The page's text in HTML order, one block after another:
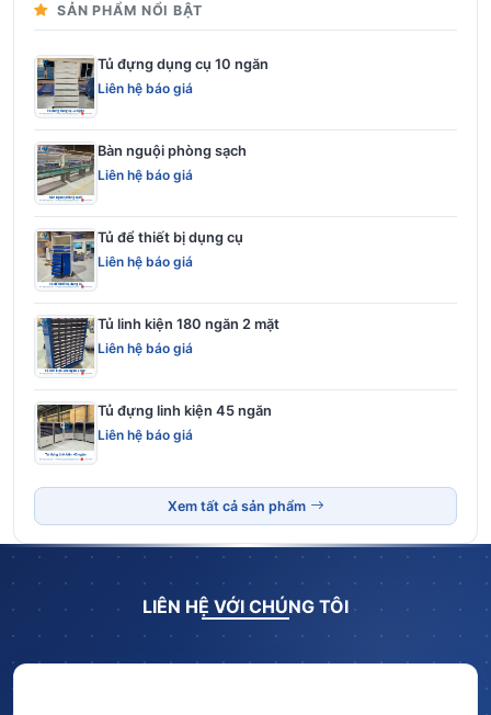
SẢN PHẨM NỔI BẬT
Tủ đựng dụng cụ 10 ngăn
Liên hệ báo giá
Bàn nguội phòng sạch
Liên hệ báo giá
Tủ để thiết bị dụng cụ
Liên hệ báo giá
Tủ linh kiện 180 ngăn 2 mặt
Liên hệ báo giá
Tủ đựng linh kiện 45 ngăn
Liên hệ báo giá
Xem tất cả sản phẩm
LIÊN HỆ VỚI CHÚNG TÔI